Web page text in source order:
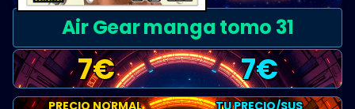
Air Gear manga tomo 31
7€ 7€
PRECIO NORMAL TU PRECIO/SUS